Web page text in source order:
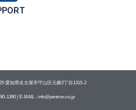
愛知県名古屋市守山区元郷2丁目1315‐2
1390 | E-MAIL : info@pentron.co.jp